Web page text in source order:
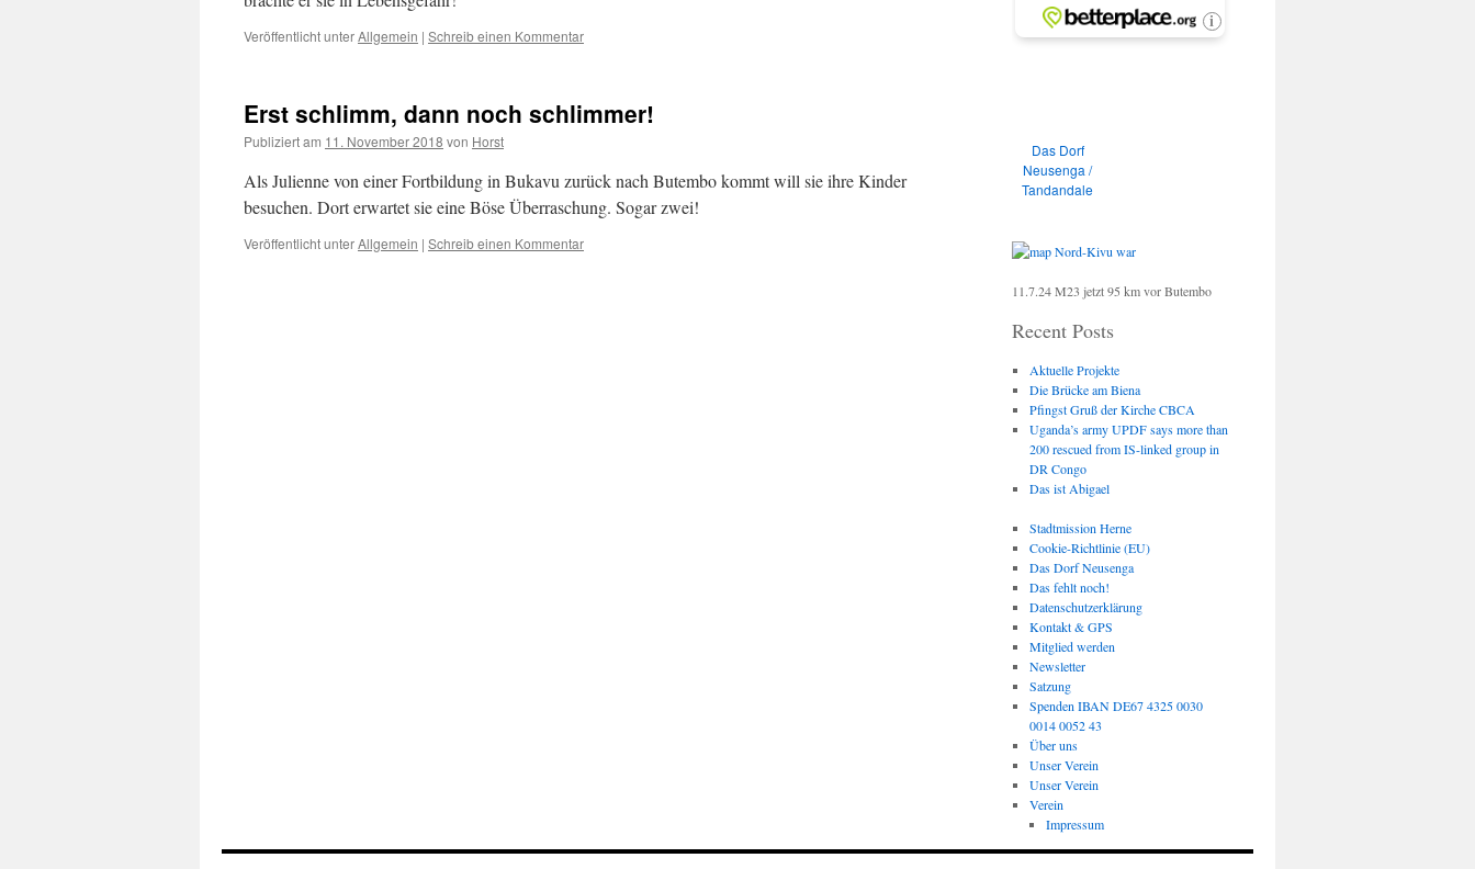
Veröffentlicht unterAllgemein | Schreib einen Kommentar
Erst schlimm, dann noch schlimmer!
Publiziert am 11. November 2018 von Horst
Als Julienne von einer Fortbildung in Bukavu zurück nach Butembo kommt will sie ihre Kinder
besuchen. Dort erwartet sie eine Böse Überraschung. Sogar zwei!
Veröffentlicht unterAllgemein | Schreib einen Kommentar
Das Dorf
Neusenga /
Tandandale
11.7.24 M23 jetzt 95 km vor Butembo
Recent Posts
Aktuelle Projekte
Die Brücke am Biena
Pfingst Gruß der Kirche CBCA
Uganda’s army UPDF says more than
200 rescued from IS-linked group in
DR Congo
Das ist Abigael
Stadtmission Herne
Cookie-Richtlinie (EU)
Das Dorf Neusenga
Das fehlt noch!
Datenschutzerklärung
Kontakt & GPS
Mitglied werden
Newsletter
Satzung
Spenden IBAN DE67 4325 0030
0014 0052 43
Über uns
Unser Verein
Unser Verein
Verein
Impressum